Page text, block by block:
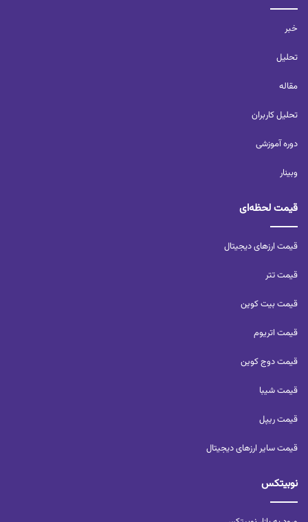
خبر
تحلیل‌
مقاله
تحلیل کاربران‌
دوره آموزشی
وبینار
قیمت لحظه‌ای
قیمت ارزهای دیجیتال
قیمت تتر
قیمت بیت کوین
قیمت اتریوم
قیمت دوج کوین
قیمت شیبا
قیمت ریپل
قیمت سایر ارزهای دیجیتال
نوبیتکس